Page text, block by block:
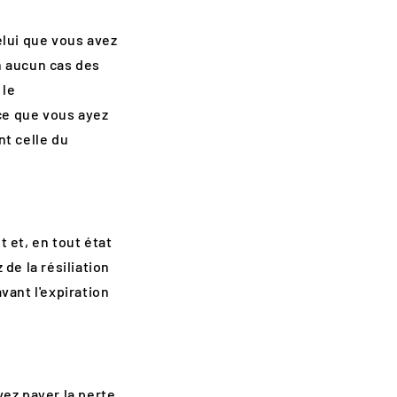
que vous avez
cas des
que vous ayez
celle du
et, en tout état
de la résiliation
l'expiration
payer la perte